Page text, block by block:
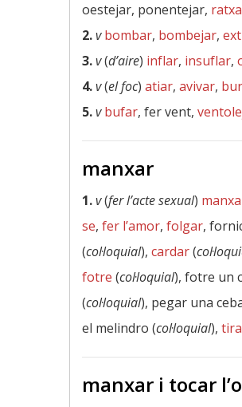
oestejar, ponentejar,
2.v bombar, bombejar,
3.v(d’aire) inflar, insuflar,
4.v(el foc) atiar, avivar,
5.v bufar, fer vent,
manxar
1.v(fer l’acte sexual)
se, fer l’amor, folgar,
(col·loquial), cardar(
fotre (col·loquial), fotre un
(col·loquial), pegar una
el melindro (col·loquial),
manxar i tocar